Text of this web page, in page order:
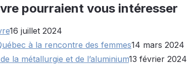
pourraient vous intéresser
16 juillet 2024
à la rencontre des femmes14 mars 2024
la métallurgie et de l’aluminium13 février 2024